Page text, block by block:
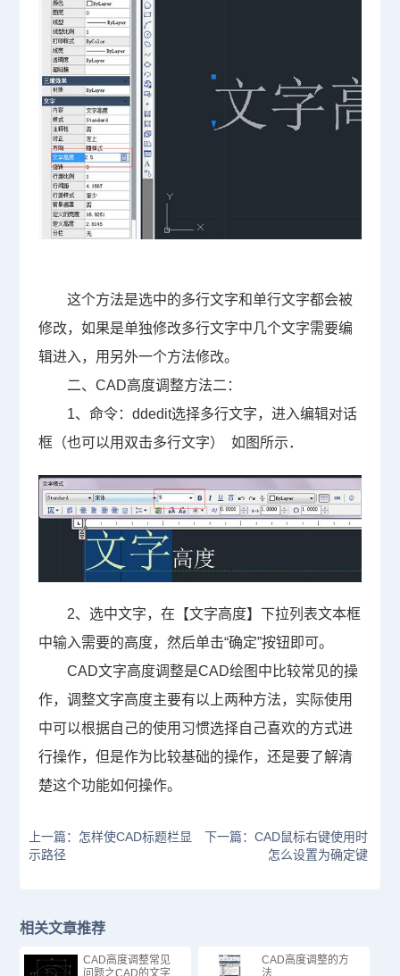
这个方法是选中的多行文字和单行文字都会被
修改，如果是单独修改多行文字中几个文字需要编
辑进入，用另外一个方法修改。
二、CAD高度调整方法二：
1、命令：ddedit选择多行文字，进入编辑对话
框（也可以用双击多行文字） 如图所示．
2、选中文字，在【文字高度】下拉列表文本框
中输入需要的高度，然后单击“确定”按钮即可。
CAD文字高度调整是CAD绘图 中比较常见的操
作，调整文字高度主要有以上两种方法，实际使用
中可以根据自己的使用习惯选择自己喜欢的方式进
行操作，但是作为比较基础的操作，还是要了解清
楚这个功能如何操作。
上一篇：怎样使CAD标题栏显
示路径
下一篇：CAD鼠标右键使用时
怎么设置为确定键
相关文章推荐
CAD高度调整常见
问题之CAD的文字
CAD高度调整的方
法